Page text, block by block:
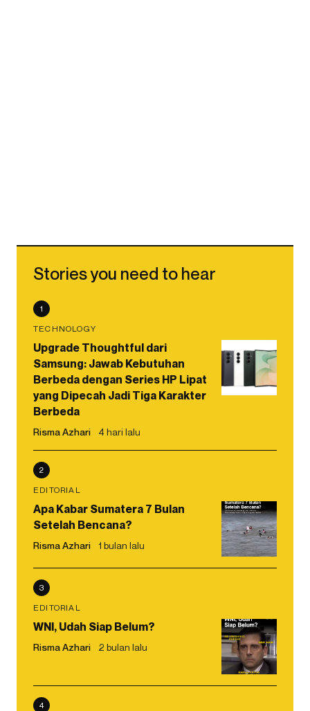
Stories you need to hear
1
TECHNOLOGY
Upgrade Thoughtful dari
Samsung: Jawab Kebutuhan
Berbeda dengan Series HP Lipat
yang Dipecah Jadi Tiga Karakter
Berbeda
Risma Azhari 4 hari lalu
2
EDITORIAL
Apa Kabar Sumatera 7 Bulan
Setelah Bencana?
Risma Azhari 1 bulan lalu
3
EDITORIAL
WNI, Udah Siap Belum?
Risma Azhari 2 bulan lalu
4